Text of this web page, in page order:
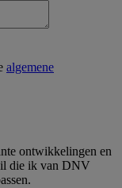
algemene
ontwikkelingen en
die ik van DNV